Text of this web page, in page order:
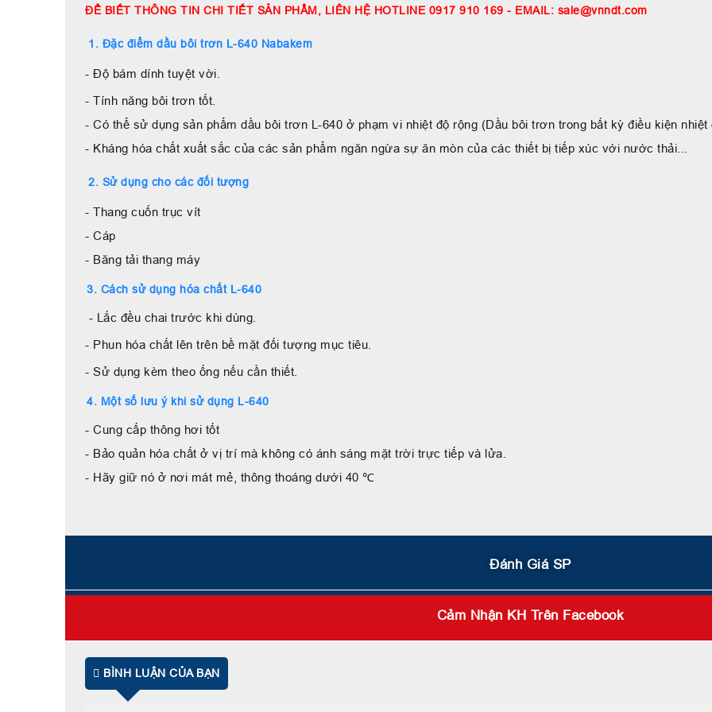
ĐỂ BIẾT THÔNG TIN CHI TIẾT SẢN PHẨM, LIÊN HỆ HOTLINE 0917 910 169 - EMAIL: sale@vnndt.com
1. Đặc điểm dầu bôi trơn L-640 Nabakem
- Độ bám dính tuyệt vời.
- Tính năng bôi trơn tốt.
- Có thể sử dụng sản phẩm dầu bôi trơn L-640 ở phạm vi nhiệt độ rộng (Dầu bôi trơn trong bất kỳ điều kiện nhiệt
- Kháng hóa chất xuất sắc của các sản phẩm ngăn ngừa sự ăn mòn của các thiết bị tiếp xúc với nước thải...
2. Sử dụng cho các đối tượng
- Thang cuốn trục vít
- Cáp
- Băng tải thang máy
3. Cách sử dụng hóa chất L-640
- Lắc đều chai trước khi dùng.
- Phun hóa chất lên trên bề mặt đối tượng mục tiêu.
- Sử dụng kèm theo ống nếu cần thiết.
4. Một số lưu ý khi sử dụng L-640
- Cung cấp thông hơi tốt
- Bảo quản hóa chất ở vị trí mà không có ánh sáng mặt trời trực tiếp và lửa.
- Hãy giữ nó ở nơi mát mẻ, thông thoáng dưới 40 ℃
Đánh Giá SP
Cảm Nhận KH Trên Facebook
BÌNH LUẬN CỦA BẠN